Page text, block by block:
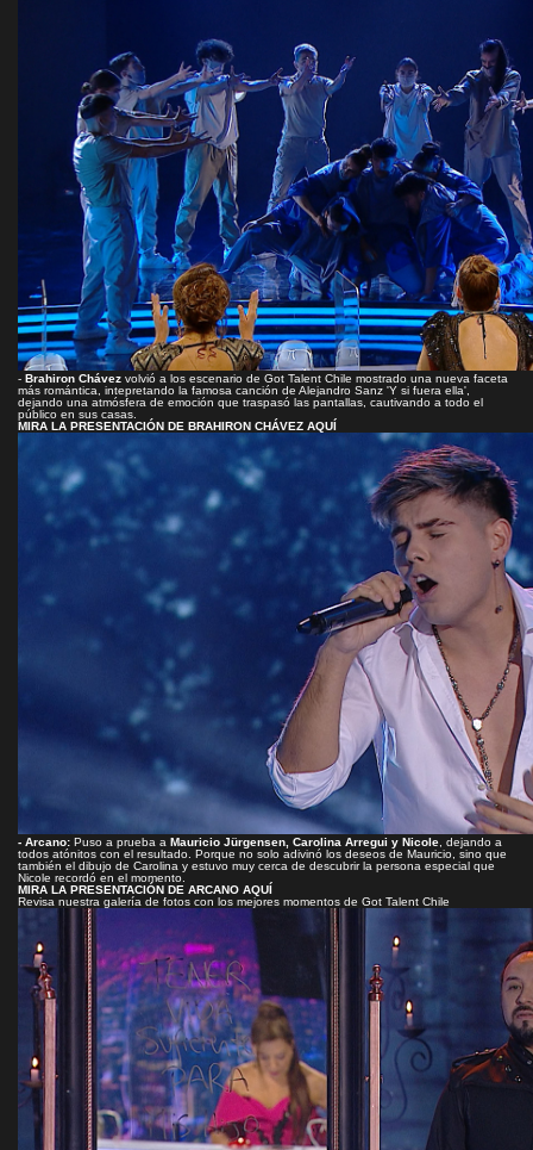
- Brahiron Chávez volvió a los escenario de Got Talent Chile mostrado una nueva faceta
más romántica, intepretando la famosa canción de Alejandro Sanz 'Y si fuera ella',
dejando una atmósfera de emoción que traspasó las pantallas, cautivando a todo el
público en sus casas.
MIRA LA PRESENTACIÓN DE BRAHIRON CHÁVEZ AQUÍ
- Arcano: Puso a prueba a Mauricio Jürgensen, Carolina Arregui y Nicole , dejando a
todos atónitos con el resultado. Porque no solo adivinó los deseos de Mauricio, sino que
también el dibujo de Carolina y estuvo muy cerca de descubrir la persona especial que
Nicole recordó en el momento.
MIRA LA PRESENTACIÓN DE ARCANO AQUÍ
Revisa nuestra galería de fotos con los mejores momentos de Got Talent Chile